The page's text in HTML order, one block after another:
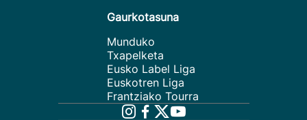
Gaurkotasuna
Munduko
Txapelketa
Eusko Label Liga
Euskotren Liga
Frantziako Tourra